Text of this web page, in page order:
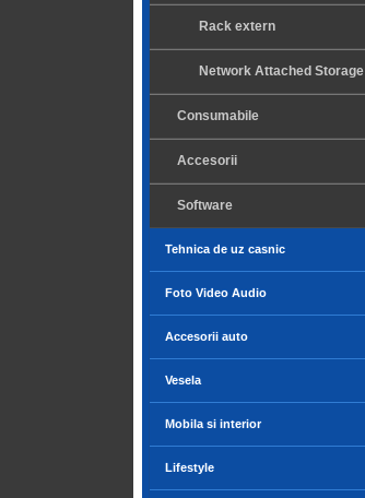
Rack extern
Network Attached Storage
Consumabile
Accesorii
Software
Tehnica de uz casnic
Foto Video Audio
Accesorii auto
Vesela
Mobila si interior
Lifestyle